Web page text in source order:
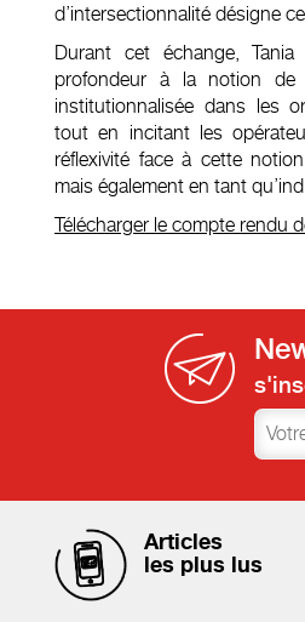
d’intersectionnalité désigne
Durant cet échange,
profondeur à la notion
institutionnalisée dans les
tout en incitant les
réflexivité face à cette
mais également en tant
Télécharger le compte rendu
Articles
les plus lus